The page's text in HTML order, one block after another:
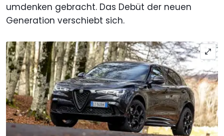
umdenken gebracht. Das Debüt der neuen
Generation verschiebt sich.